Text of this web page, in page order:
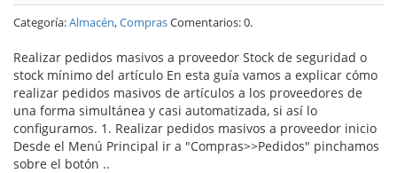
Categoría:Almacén,ComprasComentarios: 0.
Realizar pedidos masivos a proveedor Stock de seguridad o
stock mínimo del artículo En esta guía vamos a explicar cómo
realizar pedidos masivos de artículos a los proveedores de
una forma simultánea y casi automatizada, si así lo
configuramos. 1. Realizar pedidos masivos a proveedor inicio
Desde el Menú Principal ir a "Compras>>Pedidos" pinchamos
sobre el botón ..